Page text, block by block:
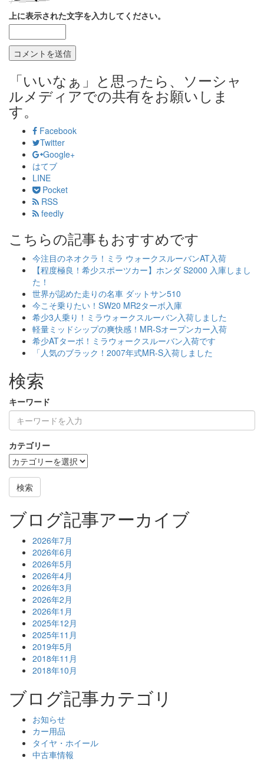
上に表示された文字を入力してください。
「いいなぁ」と思ったら、ソーシャ
ルメディアでの共有をお願いしま
す。
Facebook
Twitter
Google+
はてブ
LINE
Pocket
RSS
feedly
こちらの記事もおすすめです
今注目のネオクラ！ミラ ウォークスルーバンAT入荷
【程度極良！希少スポーツカー】ホンダ S2000 入庫しまし
た！
世界が認めた走りの名車 ダットサン510
今こそ乗りたい！SW20 MR2ターボ入庫
希少3人乗り！ミラウォークスルーバン入荷しました
軽量ミッドシップの爽快感！MR-Sオープンカー入荷
希少ATターボ！ミラウォークスルーバン入荷です
「人気のブラック！2007年式MR-S入荷しました
検索
キーワード
カテゴリー
検索
ブログ記事アーカイブ
2026年7月
2026年6月
2026年5月
2026年4月
2026年3月
2026年2月
2026年1月
2025年12月
2025年11月
2019年5月
2018年11月
2018年10月
ブログ記事カテゴリ
お知らせ
カー用品
タイヤ・ホイール
中古車情報